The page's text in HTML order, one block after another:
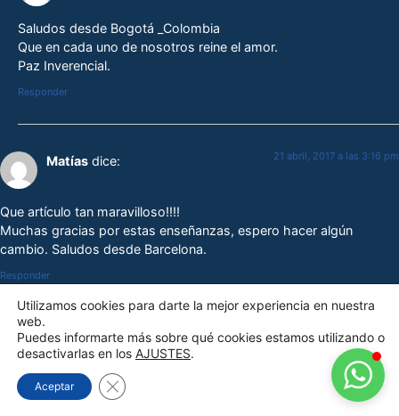
Saludos desde Bogotá _Colombia
Que en cada uno de nosotros reine el amor.
Paz Inverencial.
Responder
Matías dice: 21 abril, 2017 a las 3:16 pm
Que artículo tan maravilloso!!!!
Muchas gracias por estas enseñanzas, espero hacer algún
cambio. Saludos desde Barcelona.
Responder
Gnosis España dice: 21 abril, 2017 a las 5:52 pm
Muchas gracias por vuestro comentario.
Utilizamos cookies para darte la mejor experiencia en nuestra
web.
Puedes informarte más sobre qué cookies estamos utilizando o
desactivarlas en los AJUSTES.
Aceptar Cerrar el banner de cookies RGPD